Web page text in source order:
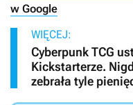
w Google
WIĘCEJ:
Cyberpunk TCG
Kickstarterze.
zebrała tyle